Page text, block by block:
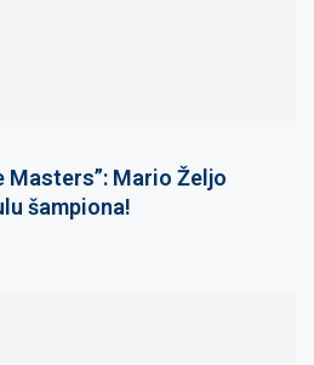
Masters”: Mario Željo
šampiona!